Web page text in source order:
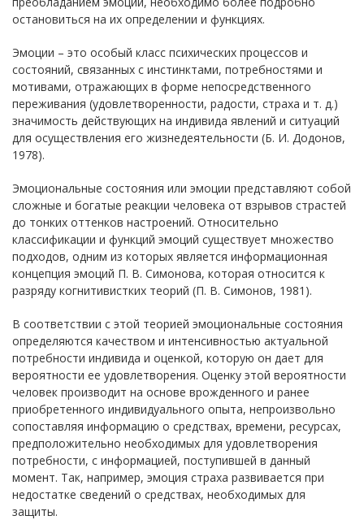
остановиться на их определении и функциях.
Эмоции – это особый класс психических процессов и
состояний, связанных с инстинктами, потребностями и
мотивами, отражающих в форме непосредственного
переживания (удовлетворенности, радости, страха и т. д.)
значимость действующих на индивида явлений и ситуаций
для осуществления его жизнедеятельности (Б. И. Додонов,
1978).
Эмоциональные состояния или эмоции представляют собой
сложные и богатые реакции человека от взрывов страстей
до тонких оттенков настроений. Относительно
классификации и функций эмоций существует множество
подходов, одним из которых является информационная
концепция эмоций П. В. Симонова, которая относится к
разряду когнитивистких теорий (П. В. Симонов, 1981).
В соответствии с этой теорией эмоциональные состояния
определяются качеством и интенсивностью актуальной
потребности индивида и оценкой, которую он дает для
вероятности ее удовлетворения. Оценку этой вероятности
человек производит на основе врожденного и ранее
приобретенного индивидуального опыта, непроизвольно
сопоставляя информацию о средствах, времени, ресурсах,
предположительно необходимых для удовлетворения
потребности, с информацией, поступившей в данный
момент. Так, например, эмоция страха развивается при
недостатке сведений о средствах, необходимых для
защиты.